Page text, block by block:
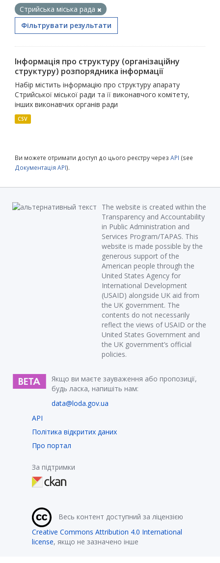
Стрийська міська рада
Фільтрувати результати
Інформація про структуру (організаційну
структуру) розпорядника інформації
Набір містить інформацію про структуру апарату
Стрийської міської ради та її виконавчого комітету,
інших виконавчих органів ради
CSV
Ви можете отримати доступ до цього реєстру через API (see
Документація API).
The website is created within the
Transparency and Accountability
in Public Administration and
Services Program/TAPAS. This
website is made possible by the
generous support of the
American people through the
United States Agency for
International Development
(USAID) alongside UK aid from
the UK government. The
contents do not necessarily
reflect the views of USAID or the
United States Government and
the UK government’s official
policies.
Якщо ви маєте зауваження або пропозиції,
будь ласка, напишіть нам:
data@loda.gov.ua
API
Політика відкритих даних
Про портал
За підтримки
Весь контент доступний за ліцензією
Creative Commons Attribution 4.0 International
license, якщо не зазначено інше